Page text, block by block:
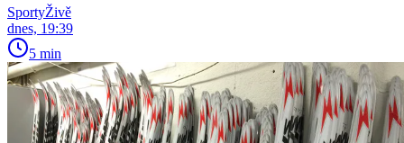
SportyŽivě
dnes, 19:39
5 min